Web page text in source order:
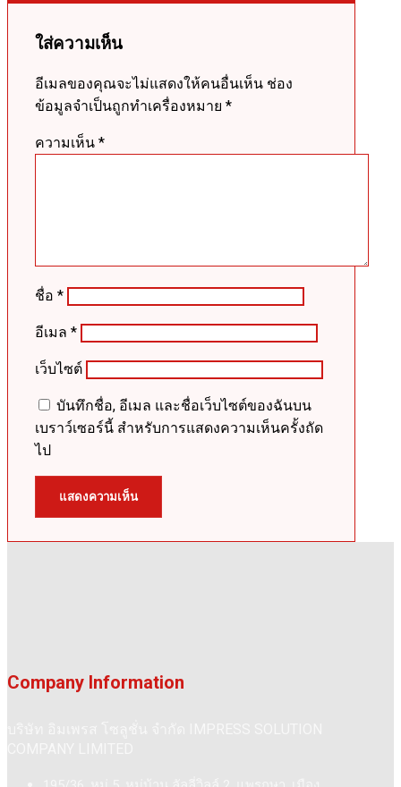
ใส่ความเห็น
อีเมลของคุณจะไม่แสดงให้คนอื่นเห็น ช่อง
ข้อมูลจำเป็นถูกทำเครื่องหมาย *
ความเห็น *
ชื่อ *
อีเมล *
เว็บไซต์
บันทึกชื่อ, อีเมล และชื่อเว็บไซต์ของฉันบน
เบราว์เซอร์นี้ สำหรับการแสดงความเห็นครั้งถัด
ไป
Company Information